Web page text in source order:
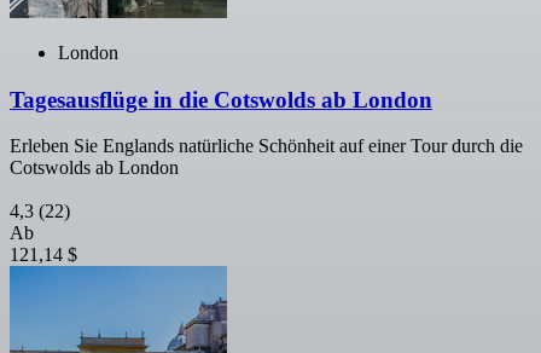
London
Tagesausflüge in die Cotswolds ab London
Erleben Sie Englands natürliche Schönheit auf einer Tour durch die
Cotswolds ab London
4,3 (22)
Ab
121,14 $